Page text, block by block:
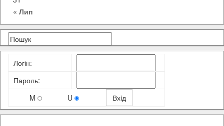
« Лип
Логiн:
Пароль:
M
U